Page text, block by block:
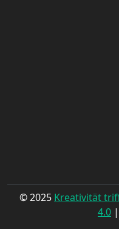
© 2025 Kreativität
4.0 |